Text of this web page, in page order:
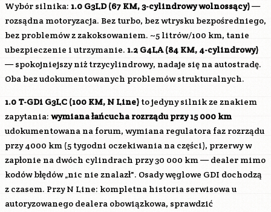
Wybór silnika: 1.0 G3LD(67 KM, 3-cylindrowy wolnossący)—
rozsądna motoryzacja. Bez turbo, bez wtrysku bezpośredniego,
bez problemów z zakoksowaniem. ~5 litrów/100 km, tanie
ubezpieczenie i utrzymanie. 1.2 G4LA(84 KM, 4-cylindrowy)
— spokojniejszy niż trzycylindrowy, nadaje się na autostradę.
Oba bez udokumentowanych problemów strukturalnych.
1.0 T-GDi G3LC (100 KM, N Line) to jedyny silnik ze znakiem
zapytania: wymiana łańcucha rozrządu przy 15 000 km
udokumentowana na forum, wymiana regulatora faz rozrządu
przy 4000 km (5 tygodni oczekiwania na części), przerwy w
zapłonie na dwóch cylindrach przy 30 000 km — dealer mimo
kodów błędów „nic nie znalazł". Osady węglowe GDI dochodzą
z czasem. Przy N Line: kompletna historia serwisowa u
autoryzowanego dealera obowiązkowa, sprawdzić